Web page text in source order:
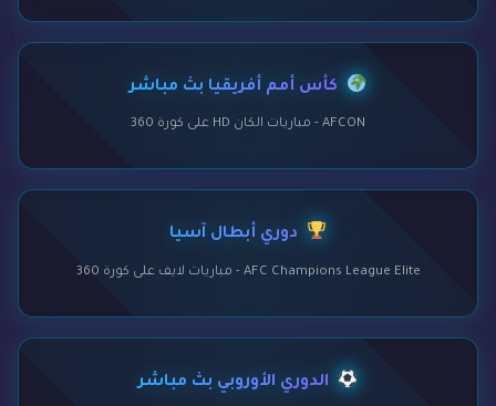
كأس أمم أفريقيا بث مباشر
AFCON - مباريات الكان HD على كورة 360
دوري أبطال آسيا
AFC Champions League Elite - مباريات لايف على كورة 360
الدوري الأوروبي بث مباشر